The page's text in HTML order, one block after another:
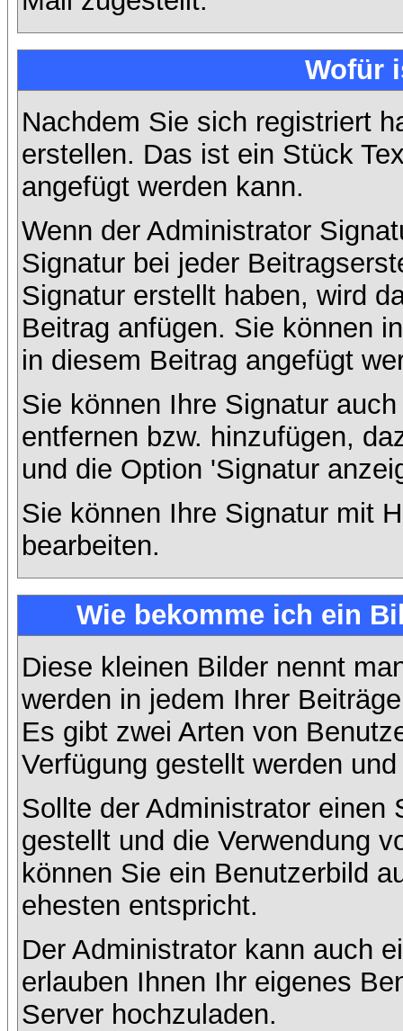
Wofür
Nachdem Sie sich registriert
erstellen. Das ist ein Stück
angefügt werden kann.
Wenn der Administrator
Signatur bei jeder
Signatur erstellt haben, wird
Beitrag anfügen. Sie können
in diesem Beitrag angefügt
Sie können Ihre Signatur
entfernen bzw. hinzufügen,
und die Option 'Signatur
Sie können Ihre Signatur mit
bearbeiten.
Wie bekomme ich ein
Diese kleinen Bilder nennt
werden in jedem Ihrer
Es gibt zwei Arten von
Verfügung gestellt werden
Sollte der Administrator einen
gestellt und die Verwendung
können Sie ein Benutzerbild
ehesten entspricht.
Der Administrator kann auch
erlauben Ihnen Ihr eigenes
Server hochzuladen.